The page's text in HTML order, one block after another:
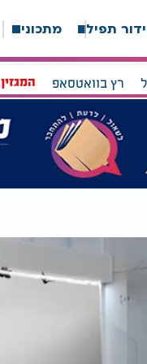
תפילה מתכונים
רץ בוואטסאפ המגזין